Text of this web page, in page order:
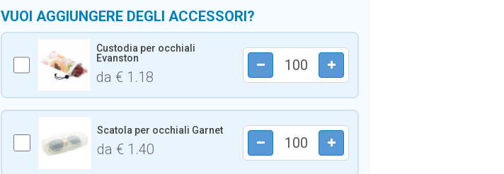
VUOI AGGIUNGERE DEGLI ACCESSORI?
Custodia per occhiali
Evanston
da € 1.18
Scatola per occhiali Garnet
da € 1.40